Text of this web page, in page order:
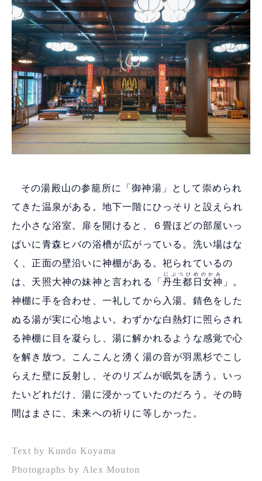
その湯殿山の参籠所に「御神湯」として崇められ
てきた温泉がある。地下一階にひっそりと設えられ
た小さな浴室。扉を開けると、６畳ほどの部屋いっ
ぱいに青森ヒバの浴槽が広がっている。洗い場はな
く、正面の壁沿いに神棚がある。祀られているの
は、天照大神の妹神と言われる「 丹生都日女神
にぶつひめのかみ
」。
神棚に手を合わせ、一礼してから入湯。錆色をした
ぬる湯が実に心地よい。わずかな白熱灯に照らされ
る神棚に目を凝らし、湯に解かれるような感覚で心
を解き放つ。こんこんと湧く湯の音が羽黒杉でこし
らえた壁に反射し、そのリズムが眠気を誘う。いっ
たいどれだけ、湯に浸かっていたのだろう。その時
間はまさに、未来への祈りに等しかった。
Text by Kundo Koyama
Photographs by Alex Mouton